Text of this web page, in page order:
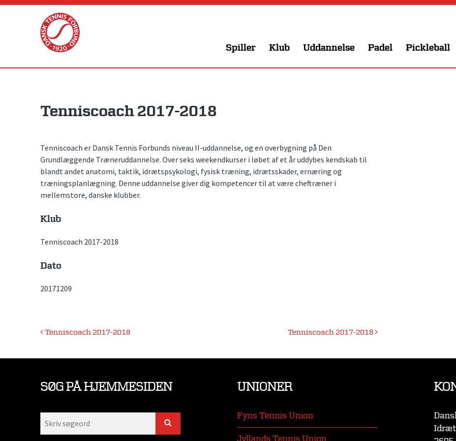
Skip
Spiller Klub Uddannelse Padel Pickleball
Tenniscoach 2017-2018
Tenniscoach er Dansk Tennis Forbunds niveau II-uddannelse, og en overbygning på Den
Grundlæggende Træneruddannelse. Over seks weekendkurser i løbet af et år uddybes kendskab til
blandt andet anatomi, taktik, idrætspsykologi, fysisk træning, idrætsskader, ernæring og
træningsplanlægning. Denne uddannelse giver dig kompetencer til at være cheftræner i
mellemstore, danske klubber.
Klub
Tenniscoach 2017-2018
Dato
20171209
Indlægsnavigation
Tenniscoach 2017-2018 Tenniscoach 2017-2018
SØG PÅ HJEMMESIDEN UNIONER
Fyns Tennis Union
Jyllands Tennis Union